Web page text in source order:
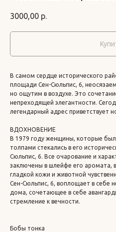
3000,00 р.
В самом сердце исторического
площади Сен-Сюльпис, 6,
но ощутим в воздухе. Это
непреходящей элегантности.
легендарный адрес приветствует
ВДОХНОВЕНИЕ
В 1979 году женщины, которые
толпами стекались в его
Сюльпис, 6. Все очарование и
заключены в шлейфе его аромата,
гладкой кожи и животной
Сен-Сюльпис, 6, воплощает в себе
дома, сочетающее в себе
стремление к вечности.
Бобы тонка